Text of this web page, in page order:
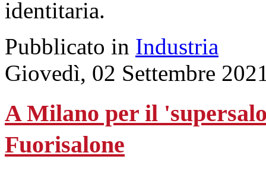
identitaria.
Pubblicato in Industria
Giovedì, 02 Settembre
A Milano per il
Fuorisalone